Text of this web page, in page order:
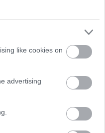
like cookies on
advertising
alatt.
a
embereket a
amely pillanatok